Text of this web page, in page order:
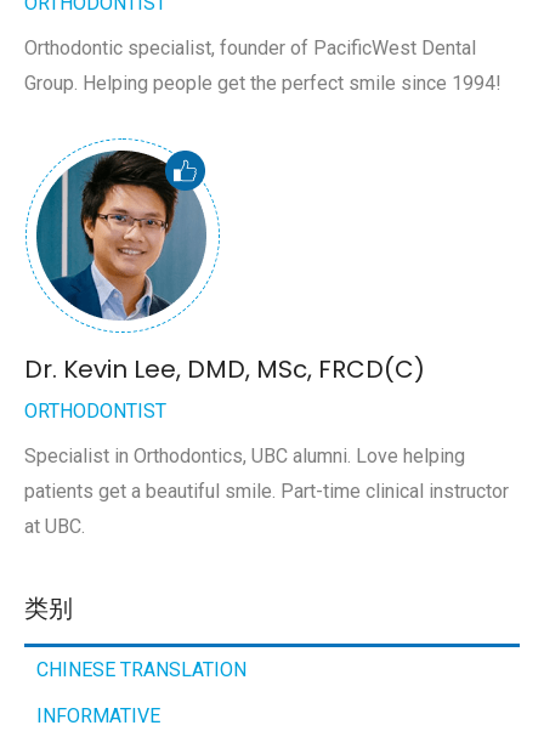
Orthodontic specialist, founder of PacificWest Dental
Group. Helping people get the perfect smile since 1994!
Dr. Kevin Lee, DMD, MSc, FRCD(C)
ORTHODONTIST
Specialist in Orthodontics, UBC alumni. Love helping
patients get a beautiful smile. Part-time clinical instructor
at UBC.
类别
CHINESE TRANSLATION
INFORMATIVE